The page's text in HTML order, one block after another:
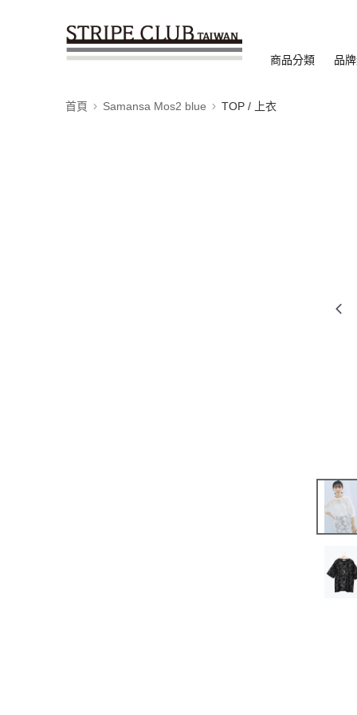
商品分類 品
首頁 Samansa Mos2 blue TOP / 上衣